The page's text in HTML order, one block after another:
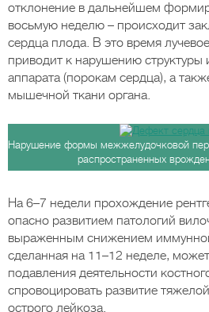
отклонение в дальнейшем
восьмую неделю – происходит
сердца плода. В это время
приводит к нарушению
аппарата (порокам сердца), а
мышечной ткани органа.
Нарушение формы межжелудочковой
распространенных
На 6–7 недели прохождение
опасно развитием патологий
выраженным снижением
сделанная на 11–12 неделе,
подавления деятельности
спровоцировать развитие
острого лейкоза.